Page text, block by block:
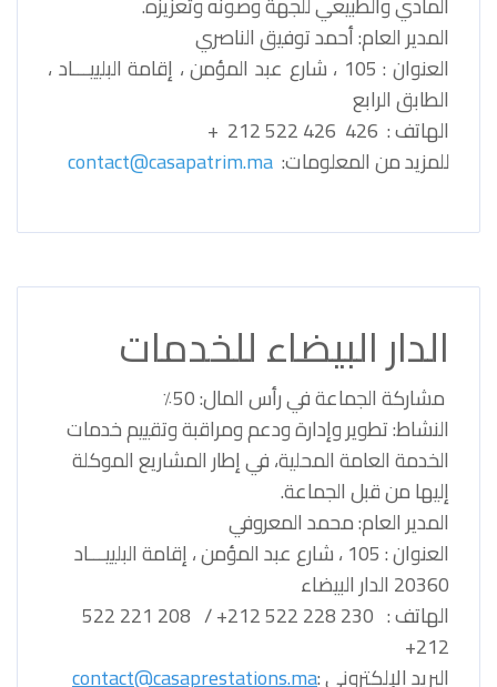
المدير العام: أحمد توفيق الناصري
العنوان : 105 ، شارع عبد المؤمن ، إقامة البلييـــاد ،
الطابق الرابع
الهاتف : 426 426 522 212 +
للمزيد من المعلومات: contact@casapatrim.ma
الدار البيضاء للخدمات
مشاركة الجماعة في رأس المال: 50٪
النشاط: تطوير وإدارة ودعم ومراقبة وتقييم خدمات
الخدمة العامة المحلية، في إطار المشاريع الموكلة
إليها من قبل الجماعة.
المدير العام: محمد المعروفي
العنوان : 105 ، شارع عبد المؤمن ، إقامة البلييـــاد
20360 الدار البيضاء
الهاتف : 230 228 522 212+ / 208 221 522
212+
البريد الإلكتروني :contact@casaprestations.ma